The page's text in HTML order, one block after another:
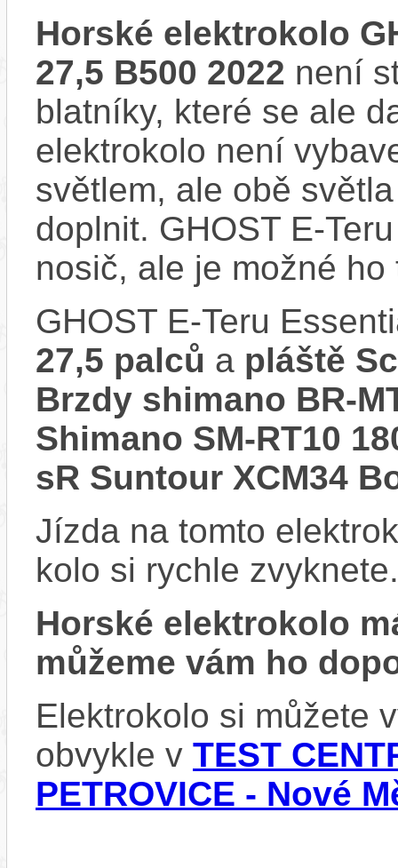
Horské elektrokolo
27,5 B500 2022 není
blatníky, které se ale
elektrokolo není
světlem, ale obě
doplnit. GHOST E-
nosič, ale je možné
GHOST E-Teru
27,5 palců a pláště
Brzdy shimano BR-
Shimano SM-RT10
sR Suntour XCM34
Jízda na tomto
kolo si rychle zvyknete.
Horské elektrokolo
můžeme vám ho
Elektrokolo si můžete
obvykle v TEST
PETROVICE - Nové